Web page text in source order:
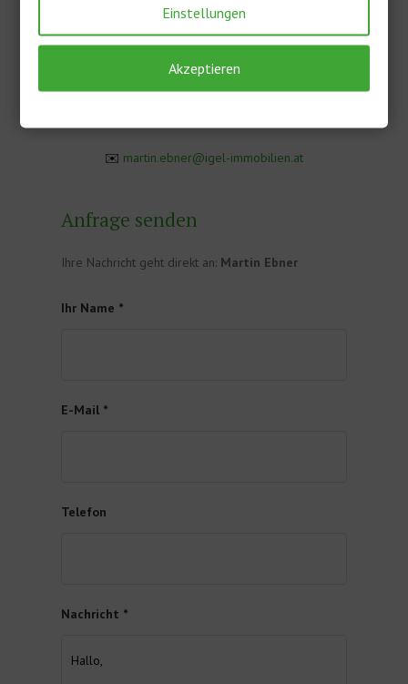
Martin Ebner
Zertifizierter Immobilienmakler-Assisent
✉️ martin.ebner@igel-immobilien.at
Anfrage senden
Ihre Nachricht geht direkt an: Martin Ebner
Ihr Name *
E-Mail *
Telefon
Nachricht *
Einstellungen
Akzeptieren